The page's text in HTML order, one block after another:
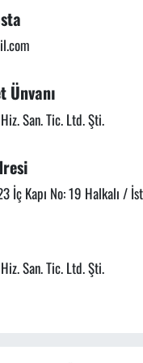
Ünvanı
San. Tic. Ltd. Şti.
İç Kapı No: 19 Halkalı /
San. Tic. Ltd. Şti.